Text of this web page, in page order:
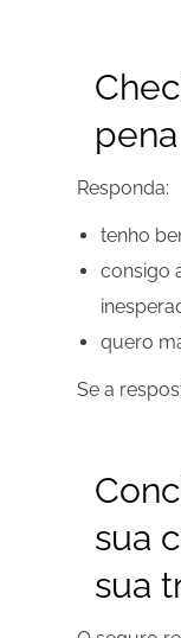
Responda:
tenho
consigo
quero
Se a
sua
sua